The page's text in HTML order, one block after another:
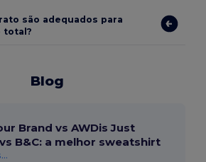
são adequados para
total?
Blog
Brand vs AWDis Just
B&C: a melhor sweatshirt